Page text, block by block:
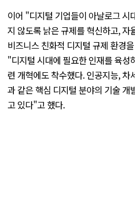
이어 "디지털 기업들이 아날로그 시
지 않도록 낡은 규제를 혁신하고, 자
비즈니스 친화적 디지털 규제 환경
"디지털 시대에 필요한 인재를 육성
련 개혁에도 착수했다. 인공지능, 차
과 같은 핵심 디지털 분야의 기술 개
고 있다"고 했다.